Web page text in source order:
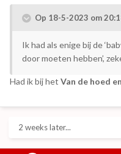
Op 18-5-2023 om
Ik had als enige bij de
door moeten hebben’,
Had ik bij het Van de hoed
2 weeks later...